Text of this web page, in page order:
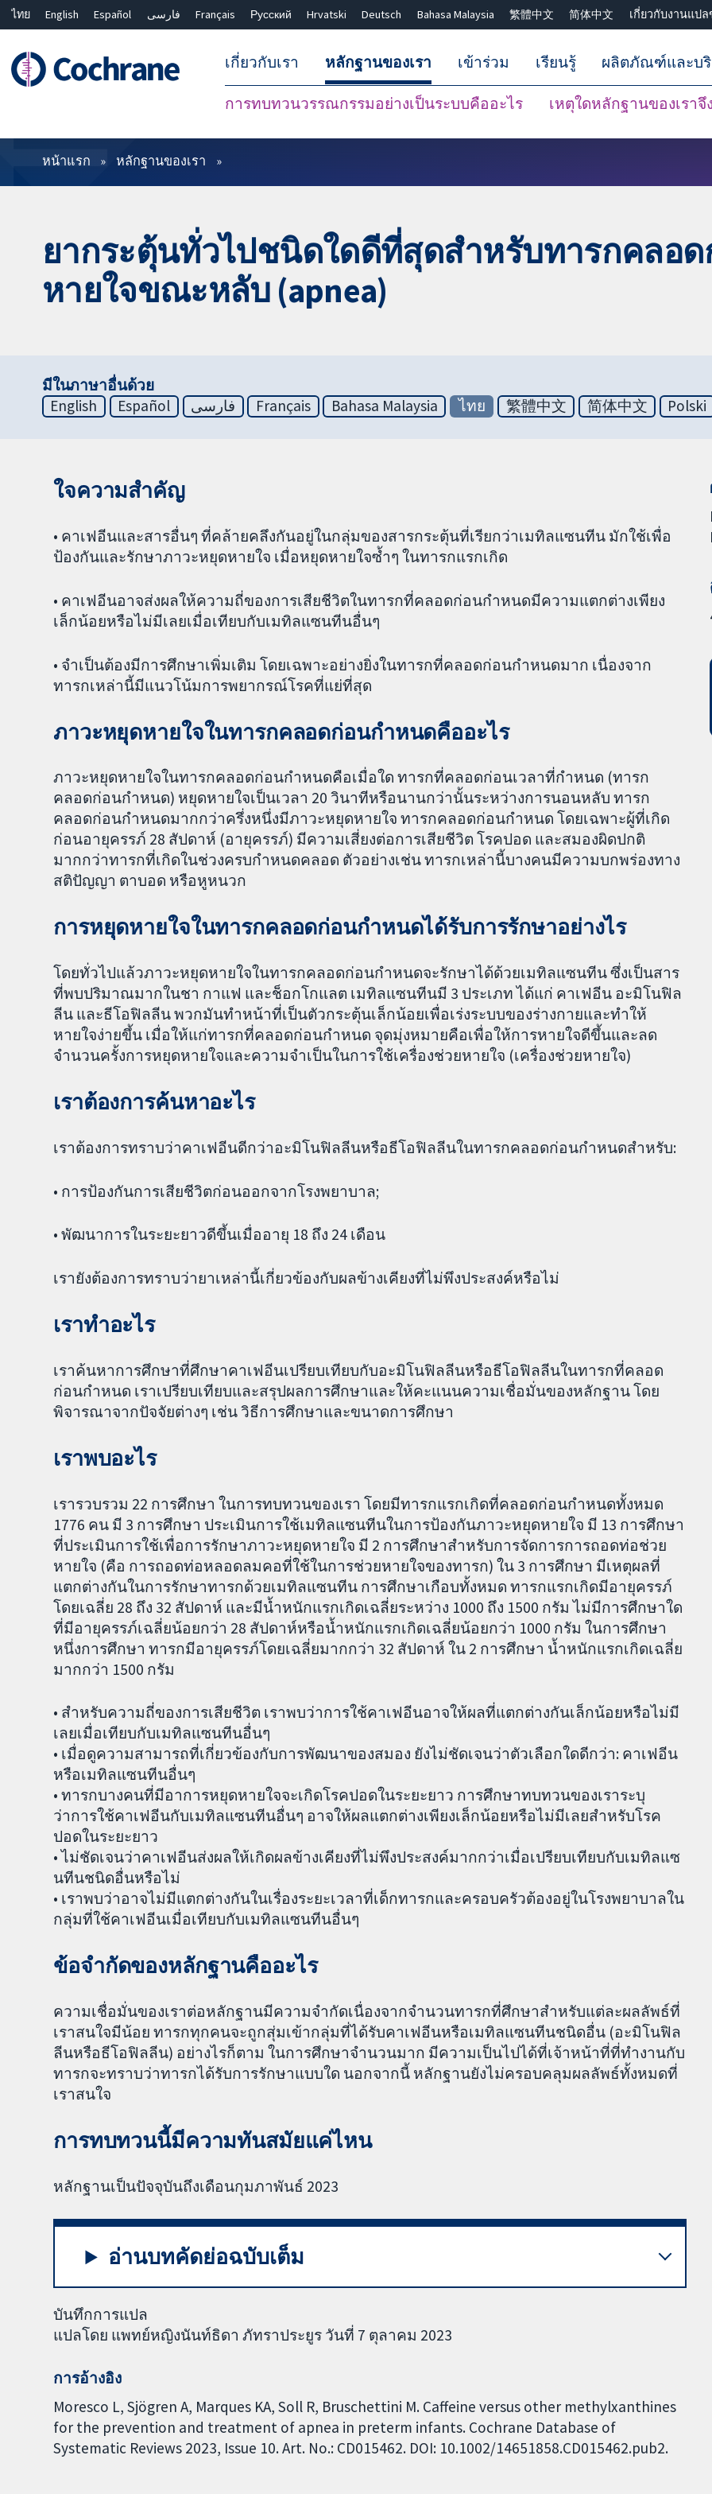
ไทย English Español فارسی Français Русский Hrvatski Deutsch Bahasa Malaysia 繁體中文 简体中文 เกี่ยวกับงานแปล
เกี่ยวกับเรา หลักฐานของเรา
การทบทวนวรรณกรรมอย่างเป็นระบบคืออะไร เหตุใดหลักฐานของเราจึ
เข้าร่วม เรียนรู้ ผลิตภัณฑ์และบ
ตัวกรอง
หน้าแรก หลักฐานของเรา
ยากระตุ้นทั่วไปชนิดใดดีที่สุดสำหรับทารกคลอ
หายใจขณะหลับ (apnea)
มีในภาษาอื่นด้วย
English
Español فارسی Français Bahasa Malaysia ไทย 繁體中文 简体中文 Polski
ใจความสำคัญ
• คาเฟอีนและสารอื่นๆ ที่คล้ายคลึงกันอยู่ในกลุ่มของสารกระตุ้นที่เรียกว่าเมทิลแซนทีน มักใช้เพื่อ
ป้องกันและรักษาภาวะหยุดหายใจ เมื่อหยุดหายใจซ้ำๆ ในทารกแรกเกิด
• คาเฟอีนอาจส่งผลให้ความถี่ของการเสียชีวิตในทารกที่คลอดก่อนกำหนดมีความแตกต่างเพียง
เล็กน้อยหรือไม่มีเลยเมื่อเทียบกับเมทิลแซนทีนอื่นๆ
• จำเป็นต้องมีการศึกษาเพิ่มเติม โดยเฉพาะอย่างยิ่งในทารกที่คลอดก่อนกำหนดมาก เนื่องจาก
ทารกเหล่านี้มีแนวโน้มการพยากรณ์โรคที่แย่ที่สุด
ภาวะหยุดหายใจในทารกคลอดก่อนกำหนดคืออะไร
ภาวะหยุดหายใจในทารกคลอดก่อนกำหนดคือเมื่อใดทารกที่คลอดก่อนเวลาที่กำหนด (ทารก
คลอดก่อนกำหนด) หยุดหายใจเป็นเวลา 20 วินาทีหรือนานกว่านั้นระหว่างการนอนหลับ ทารก
คลอดก่อนกำหนดมากกว่าครึ่งหนึ่งมีภาวะหยุดหายใจทารกคลอดก่อนกำหนด โดยเฉพาะผู้ที่เกิด
ก่อนอายุครรภ์ 28 สัปดาห์ (อายุครรภ์) มีความเสี่ยงต่อการเสียชีวิต โรคปอด และสมองผิดปกติ
มากกว่าทารกที่เกิดในช่วงครบกำหนดคลอด ตัวอย่างเช่น ทารกเหล่านี้บางคนมีความบกพร่องทาง
สติปัญญา ตาบอด หรือหูหนวก
การหยุดหายใจในทารกคลอดก่อนกำหนดได้รับการรักษาอย่างไร
โดยทั่วไปแล้วภาวะหยุดหายใจในทารกคลอดก่อนกำหนดจะรักษาได้ด้วยเมทิลแซนทีน ซึ่งเป็นสาร
ที่พบปริมาณมากในชา กาแฟ และช็อกโกแลต เมทิลแซนทีนมี 3 ประเภท ได้แก่ คาเฟอีน อะมิโนฟิล
ลีน และธีโอฟิลลีน พวกมันทำหน้าที่เป็นตัวกระตุ้นเล็กน้อยเพื่อเร่งระบบของร่างกายและทำให้
หายใจง่ายขึ้น เมื่อให้แก่ทารกที่คลอดก่อนกำหนด จุดมุ่งหมายคือเพื่อให้การหายใจดีขึ้นและลด
จำนวนครั้งการหยุดหายใจและความจำเป็นในการใช้เครื่องช่วยหายใจ (เครื่องช่วยหายใจ)
เราต้องการค้นหาอะไร
เราต้องการทราบว่าคาเฟอีนดีกว่าอะมิโนฟิลลีนหรือธีโอฟิลลีนในทารกคลอดก่อนกำหนดสำหรับ:
• การป้องกันการเสียชีวิตก่อนออกจากโรงพยาบาล;
• พัฒนาการในระยะยาวดีขึ้นเมื่ออายุ 18 ถึง 24 เดือน
เรายังต้องการทราบว่ายาเหล่านี้เกี่ยวข้องกับผลข้างเคียงที่ไม่พึงประสงค์หรือไม่
เราทำอะไร
เราค้นหาการศึกษาที่ศึกษาคาเฟอีนเปรียบเทียบกับอะมิโนฟิลลีนหรือธีโอฟิลลีนในทารกที่คลอด
ก่อนกำหนด เราเปรียบเทียบและสรุปผลการศึกษาและให้คะแนนความเชื่อมั่นของหลักฐาน โดย
พิจารณาจากปัจจัยต่างๆ เช่น วิธีการศึกษาและขนาดการศึกษา
เราพบอะไร
เรารวบรวม 22 การศึกษา ในการทบทวนของเรา โดยมีทารกแรกเกิดที่คลอดก่อนกำหนดทั้งหมด
1776 คน มี 3 การศึกษา ประเมินการใช้เมทิลแซนทีนในการป้องกันภาวะหยุดหายใจ มี 13 การศึกษา
ที่ประเมินการใช้เพื่อการรักษาภาวะหยุดหายใจ มี 2 การศึกษาสำหรับการจัดการการถอดท่อช่วย
หายใจ (คือ การถอดท่อหลอดลมคอที่ใช้ในการช่วยหายใจของทารก) ใน 3 การศึกษา มีเหตุผลที่
แตกต่างกันในการรักษาทารกด้วยเมทิลแซนทีน การศึกษาเกือบทั้งหมด ทารกแรกเกิดมีอายุครรภ์
โดยเฉลี่ย 28 ถึง 32 สัปดาห์ และมีน้ำหนักแรกเกิดเฉลี่ยระหว่าง 1000 ถึง 1500 กรัม ไม่มีการศึกษาใด
ที่มีอายุครรภ์เฉลี่ยน้อยกว่า 28 สัปดาห์หรือน้ำหนักแรกเกิดเฉลี่ยน้อยกว่า 1000 กรัม ในการศึกษา
หนึ่งการศึกษา ทารกมีอายุครรภ์โดยเฉลี่ยมากกว่า 32 สัปดาห์ ใน 2 การศึกษา น้ำหนักแรกเกิดเฉลี่ย
มากกว่า 1500 กรัม
• สำหรับความถี่ของการเสียชีวิต เราพบว่าการใช้คาเฟอีนอาจให้ผลที่แตกต่างกันเล็กน้อยหรือไม่มี
เลยเมื่อเทียบกับเมทิลแซนทีนอื่นๆ
• เมื่อดูความสามารถที่เกี่ยวข้องกับการพัฒนาของสมอง ยังไม่ชัดเจนว่าตัวเลือกใดดีกว่า: คาเฟอีน
หรือเมทิลแซนทีนอื่นๆ
• ทารกบางคนที่มีอาการหยุดหายใจจะเกิดโรคปอดในระยะยาว การศึกษาทบทวนของเราระบุ
ว่าการใช้คาเฟอีนกับเมทิลแซนทีนอื่นๆ อาจให้ผลแตกต่างเพียงเล็กน้อยหรือไม่มีเลยสำหรับโรค
ปอดในระยะยาว
• ไม่ชัดเจนว่าคาเฟอีนส่งผลให้เกิดผลข้างเคียงที่ไม่พึงประสงค์มากกว่าเมื่อเปรียบเทียบกับเมทิลแซ
นทีนชนิดอื่นหรือไม่
• เราพบว่าอาจไม่มีแตกต่างกันในเรื่องระยะเวลาที่เด็กทารกและครอบครัวต้องอยู่ในโรงพยาบาลใน
กลุ่มที่ใช้คาเฟอีนเมื่อเทียบกับเมทิลแซนทีนอื่นๆ
ข้อจำกัดของหลักฐานคืออะไร
ความเชื่อมั่นของเราต่อหลักฐานมีความจำกัดเนื่องจากจำนวนทารกที่ศึกษาสำหรับแต่ละผลลัพธ์ที่
เราสนใจมีน้อย ทารกทุกคนจะถูกสุ่มเข้ากลุ่มที่ได้รับคาเฟอีนหรือเมทิลแซนทีนชนิดอื่น (อะมิโนฟิล
ลีนหรือธีโอฟิลลีน) อย่างไรก็ตาม ในการศึกษาจำนวนมาก มีความเป็นไปได้ที่เจ้าหน้าที่ที่ทำงานกับ
ทารกจะทราบว่าทารกได้รับการรักษาแบบใด นอกจากนี้ หลักฐานยังไม่ครอบคลุมผลลัพธ์ทั้งหมดที่
เราสนใจ
การทบทวนนี้มีความทันสมัยแค่ไหน
หลักฐานเป็นปัจจุบันถึงเดือนกุมภาพันธ์ 2023
อ่านบทคัดย่อฉบับเต็ม
บันทึกการแปล
แปลโดย แพทย์หญิงนันท์ธิดา ภัทราประยูร วันที่ 7 ตุลาคม 2023
การอ้างอิง
Moresco L, Sjögren A, Marques KA, Soll R, Bruschettini M. Caffeine versus other methylxanthines
for the prevention and treatment of apnea in preterm infants. Cochrane Database of
Systematic Reviews 2023, Issue 10. Art. No.: CD015462. DOI: 10.1002/14651858.CD015462.pub2.